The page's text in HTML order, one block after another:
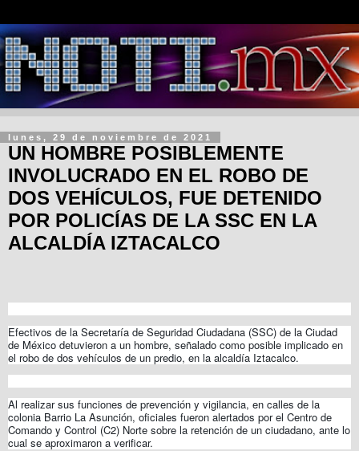
lunes, 29 de noviembre de 2021
UN HOMBRE POSIBLEMENTE
INVOLUCRADO EN EL ROBO DE
DOS VEHÍCULOS, FUE DETENIDO
POR POLICÍAS DE LA SSC EN LA
ALCALDÍA IZTACALCO
Efectivos de la Secretaría de Seguridad Ciudadana (SSC) de la Ciudad
de México detuvieron a un hombre, señalado como posible implicado en
el robo de dos vehículos de un predio, en la alcaldía Iztacalco.
Al realizar sus funciones de prevención y vigilancia, en calles de la
colonia Barrio La Asunción, oficiales fueron alertados por el Centro de
Comando y Control (C2) Norte sobre la retención de un ciudadano, ante lo
cual se aproximaron a verificar.